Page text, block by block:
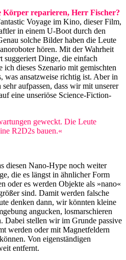
Körper reparieren, Herr Fischer?
Voyage im Kino, dieser Film,
in einem U-Boot durch den
solche Bilder haben die Leute
hören. Mit der Wahrheit
suggeriert Dinge, die einfach
dieses Szenario mit gemischten
was ansatzweise richtig ist. Aber in
aufpassen, dass wir mit unserer
eine unseriöse Science-Fiction-
geweckt. Die Leute
R2D2s bauen.«
diesen Nano-Hype noch weiter
die es längst in ähnlicher Form
oder es werden Objekte als »nano«
sind. Damit werden falsche
denken dann, wir könnten kleine
angucken, losmarschieren
Dabei stellen wir im Grunde passive
werden oder mit Magnetfeldern
Von eigenständigen
entfernt.